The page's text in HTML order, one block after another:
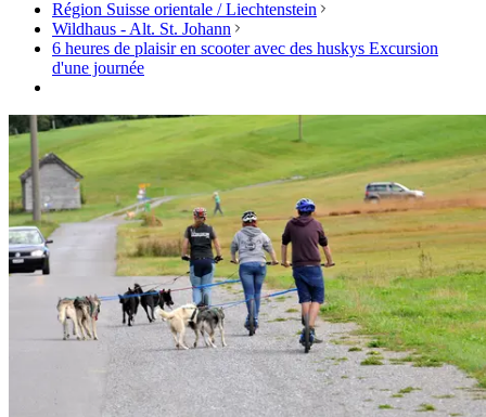
Région Suisse orientale / Liechtenstein
Wildhaus - Alt. St. Johann
6 heures de plaisir en scooter avec des huskys Excursion
d'une journée